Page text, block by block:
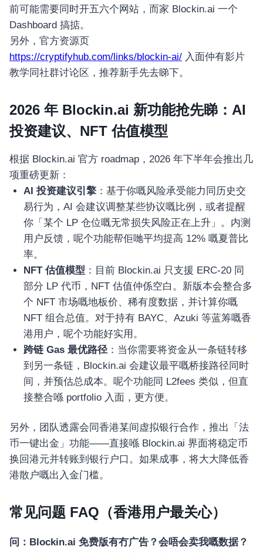
前可能需要同时开五六个网站，而家 Blockin.ai 一个
Dashboard 搞掂。
另外，官方资源页
https://cryptifyhub.com/links/blockin-ai/ 入面仲有影片
教学同社群讨论区，推荐新手先去睇下。
2026 年 Blockin.ai 新功能抢先睇：AI
投资建议、NFT 估值模型
根据 Blockin.ai 官方 roadmap，2026 年下半年会推出几
项重磅更新：
AI 投资建议引擎 ：基于你嘅风险承受能力同历史交
易行为，AI 会建议调整某些协议嘅比例，或者提醒
你「某个 LP 仓位嘅无常损失风险正在上升」。内测
用户反馈，呢个功能帮佢哋平均提高 12% 嘅夏普比
率。
NFT 估值模型 ：目前 Blockin.ai 只支援 ERC-20 同
部分 LP 代币，NFT 估值仲係空白。新版本会整合多
个 NFT 市场嘅地板价、稀有度数据，并计算你嘅
NFT 组合总值。对于持有 BAYC、Azuki 等蓝筹嘅香
港用户，呢个功能好实用。
跨链 Gas 最优路径：当你需要将资金从一条链转移
到另一条链，Blockin.ai 会建议最平嘅桥接路径同时
间，并预估总成本。呢个功能同 L2fees 类似，但直
接整合喺 portfolio 入面，更方便。
另外，团队透露会同香港某间虚拟银行合作，推出「法
币一键出金」功能——直接喺 Blockin.ai 界面将稳定币
换回港元并转账到银行户口。如果成事，将大大降低香
港散户嘅出入金门槛。
常见问题 FAQ（香港用户最关心）
问：Blockin.ai 免费版有冇广告？会唔会卖我嘅数据？